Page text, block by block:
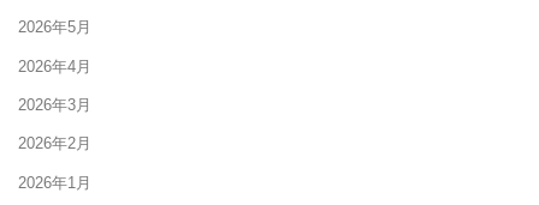
2026年5月
2026年4月
2026年3月
2026年2月
2026年1月